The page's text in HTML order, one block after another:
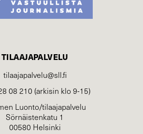
TILAAJAPALVELU
tilaajapalvelu@sll.fi
08 210 (arkisin klo 9-15)
Luonto/tilaajapalvelu
Sörnäistenkatu 1
00580 Helsinki